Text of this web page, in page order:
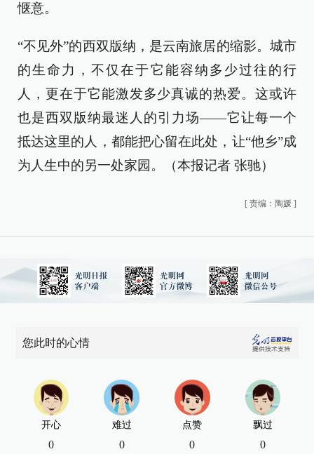
惬意。
“不见外”的西双版纳，是云南旅居的缩影。城市
的生命力，不仅在于它能容纳多少过往的行
人，更在于它能激发多少真诚的热爱。这或许
也是西双版纳最迷人的引力场——它让每一个
抵达这里的人，都能把心留在此处，让“他乡”成
为人生中的另一处家园。（本报记者 张驰）
[ 责编：陶媛 ]
您此时的心情
开心
0
难过
0
点赞
0
飘过
0